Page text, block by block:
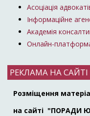
Асоціація
Інформаційне
Академія
Онлайн-
РЕКЛАМА НА САЙТІ
Розміщення
на сайті "ПОРАДИ